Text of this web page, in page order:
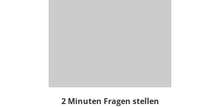
2 Minuten Fragen stellen